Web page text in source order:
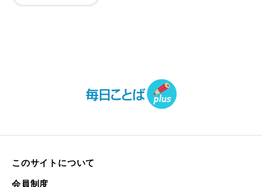
このサイトについて
会員制度